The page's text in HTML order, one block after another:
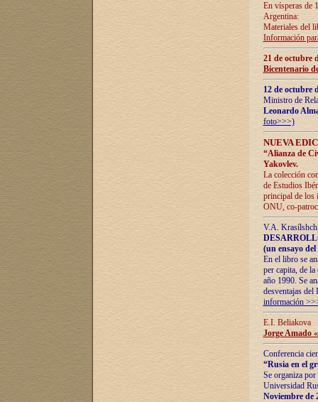
En vísperas de
Argentina:
Materiales del
Información
21 de octubre
Bicentenario
12 de octubre
Ministro de
Leonardo
foto>>>)
NUEVA
“Alianza de
Yakovlev.
La colección
de Estudios
principal de los
ONU, co-
V.A.
(un ensayo
En el libro se
per capita, de
año 1990. Se
desventajas
información
E.I. Beliakova
Jorge Amado
Conferencia
“Rusia en el
Se organiza
Universidad
Noviembre de